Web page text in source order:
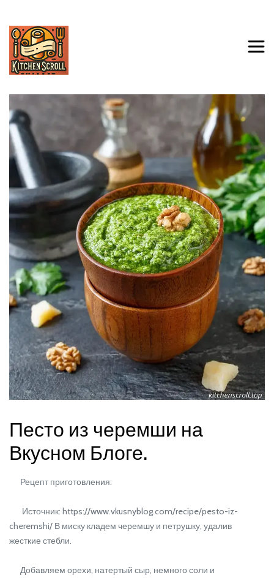
Песто из черемши на
Вкусном Блоге.
Рецепт приготовления:
Источник: https://www.vkusnyblog.com/recipe/pesto-iz-
cheremshi/ В миску кладем черемшу и петрушку, удалив
жесткие стебли.
Добавляем орехи, натертый сыр, немного соли и